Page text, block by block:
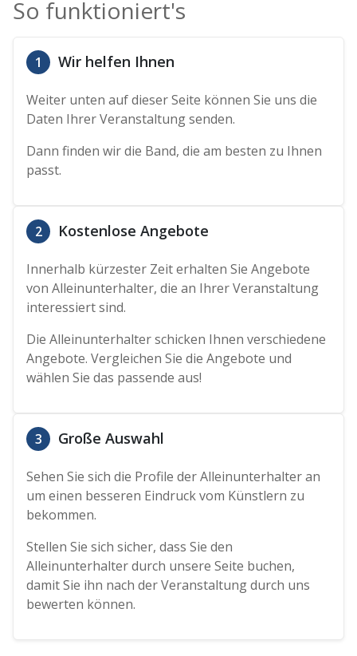
So funktioniert's
1 Wir helfen Ihnen
Weiter unten auf dieser Seite können Sie uns die
Daten Ihrer Veranstaltung senden.
Dann finden wir die Band, die am besten zu Ihnen
passt.
2 Kostenlose Angebote
Innerhalb kürzester Zeit erhalten Sie Angebote
von Alleinunterhalter, die an Ihrer Veranstaltung
interessiert sind.
Die Alleinunterhalter schicken Ihnen verschiedene
Angebote. Vergleichen Sie die Angebote und
wählen Sie das passende aus!
3 Große Auswahl
Sehen Sie sich die Profile der Alleinunterhalter an
um einen besseren Eindruck vom Künstlern zu
bekommen.
Stellen Sie sich sicher, dass Sie den
Alleinunterhalter durch unsere Seite buchen,
damit Sie ihn nach der Veranstaltung durch uns
bewerten können.